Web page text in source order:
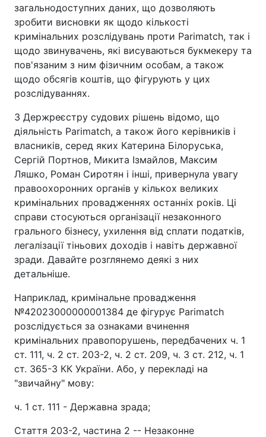
загальнодоступних даних, що дозволяють
зробити висновки як щодо кількості
кримінальних розслідувань проти Parimatch, так і
щодо звинувачень, які висуваються букмекеру та
пов'язаним з ним фізичним особам, а також
щодо обсягів коштів, що фігурують у цих
розслідуваннях.
З Держреєстру судових рішень відомо, що
діяльність Parimatch, а також його керівників і
власників, серед яких Катерина Білоруська,
Сергій Портнов, Микита Ізмайлов, Максим
Ляшко, Роман Сиротян і інші, привернула увагу
правоохоронних органів у кількох великих
кримінальних провадженнях останніх років. Ці
справи стосуються організації незаконного
грального бізнесу, ухилення від сплати податків,
легалізації тіньових доходів і навіть державної
зради. Давайте розглянемо деякі з них
детальніше.
Наприклад, кримінальне провадження
№42023000000001384 де фігурує Parimatch
розслідується за ознаками вчинення
кримінальних правопорушень, передбачених ч. 1
ст. 111, ч. 2 ст. 203-2, ч. 2 ст. 209, ч. 3 ст. 212, ч. 1
ст. 365-3 КК України. Або, у перекладі на
"звичайну" мову:
ч. 1 ст. 111 - Державна зрада;
Стаття 203-2, частина 2 -- Незаконне